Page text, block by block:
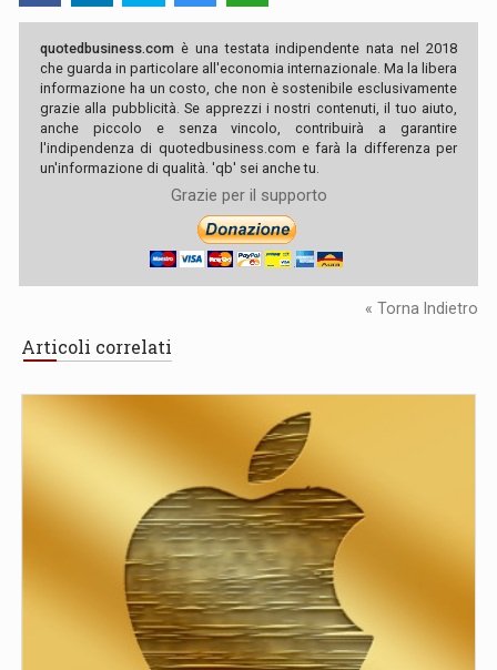
quotedbusiness.com è una testata indipendente nata nel 2018
che guarda in particolare all'economia internazionale. Ma la libera
informazione ha un costo, che non è sostenibile esclusivamente
grazie alla pubblicità. Se apprezzi i nostri contenuti, il tuo aiuto,
anche piccolo e senza vincolo, contribuirà a garantire
l'indipendenza di quotedbusiness.com e farà la differenza per
un'informazione di qualità. 'qb' sei anche tu.
Grazie per il supporto
« Torna Indietro
Articoli correlati